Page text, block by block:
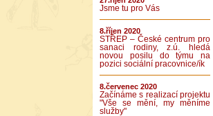
Jsme tu pro Vás
8.říjen 2020
STŘEP – České centrum pro
sanaci rodiny, z.ú. hledá
novou posilu do týmu na
pozici sociální pracovnice/ík
8.červenec 2020
Začínáme s realizací projektu
"Vše se mění, my měníme
služby"